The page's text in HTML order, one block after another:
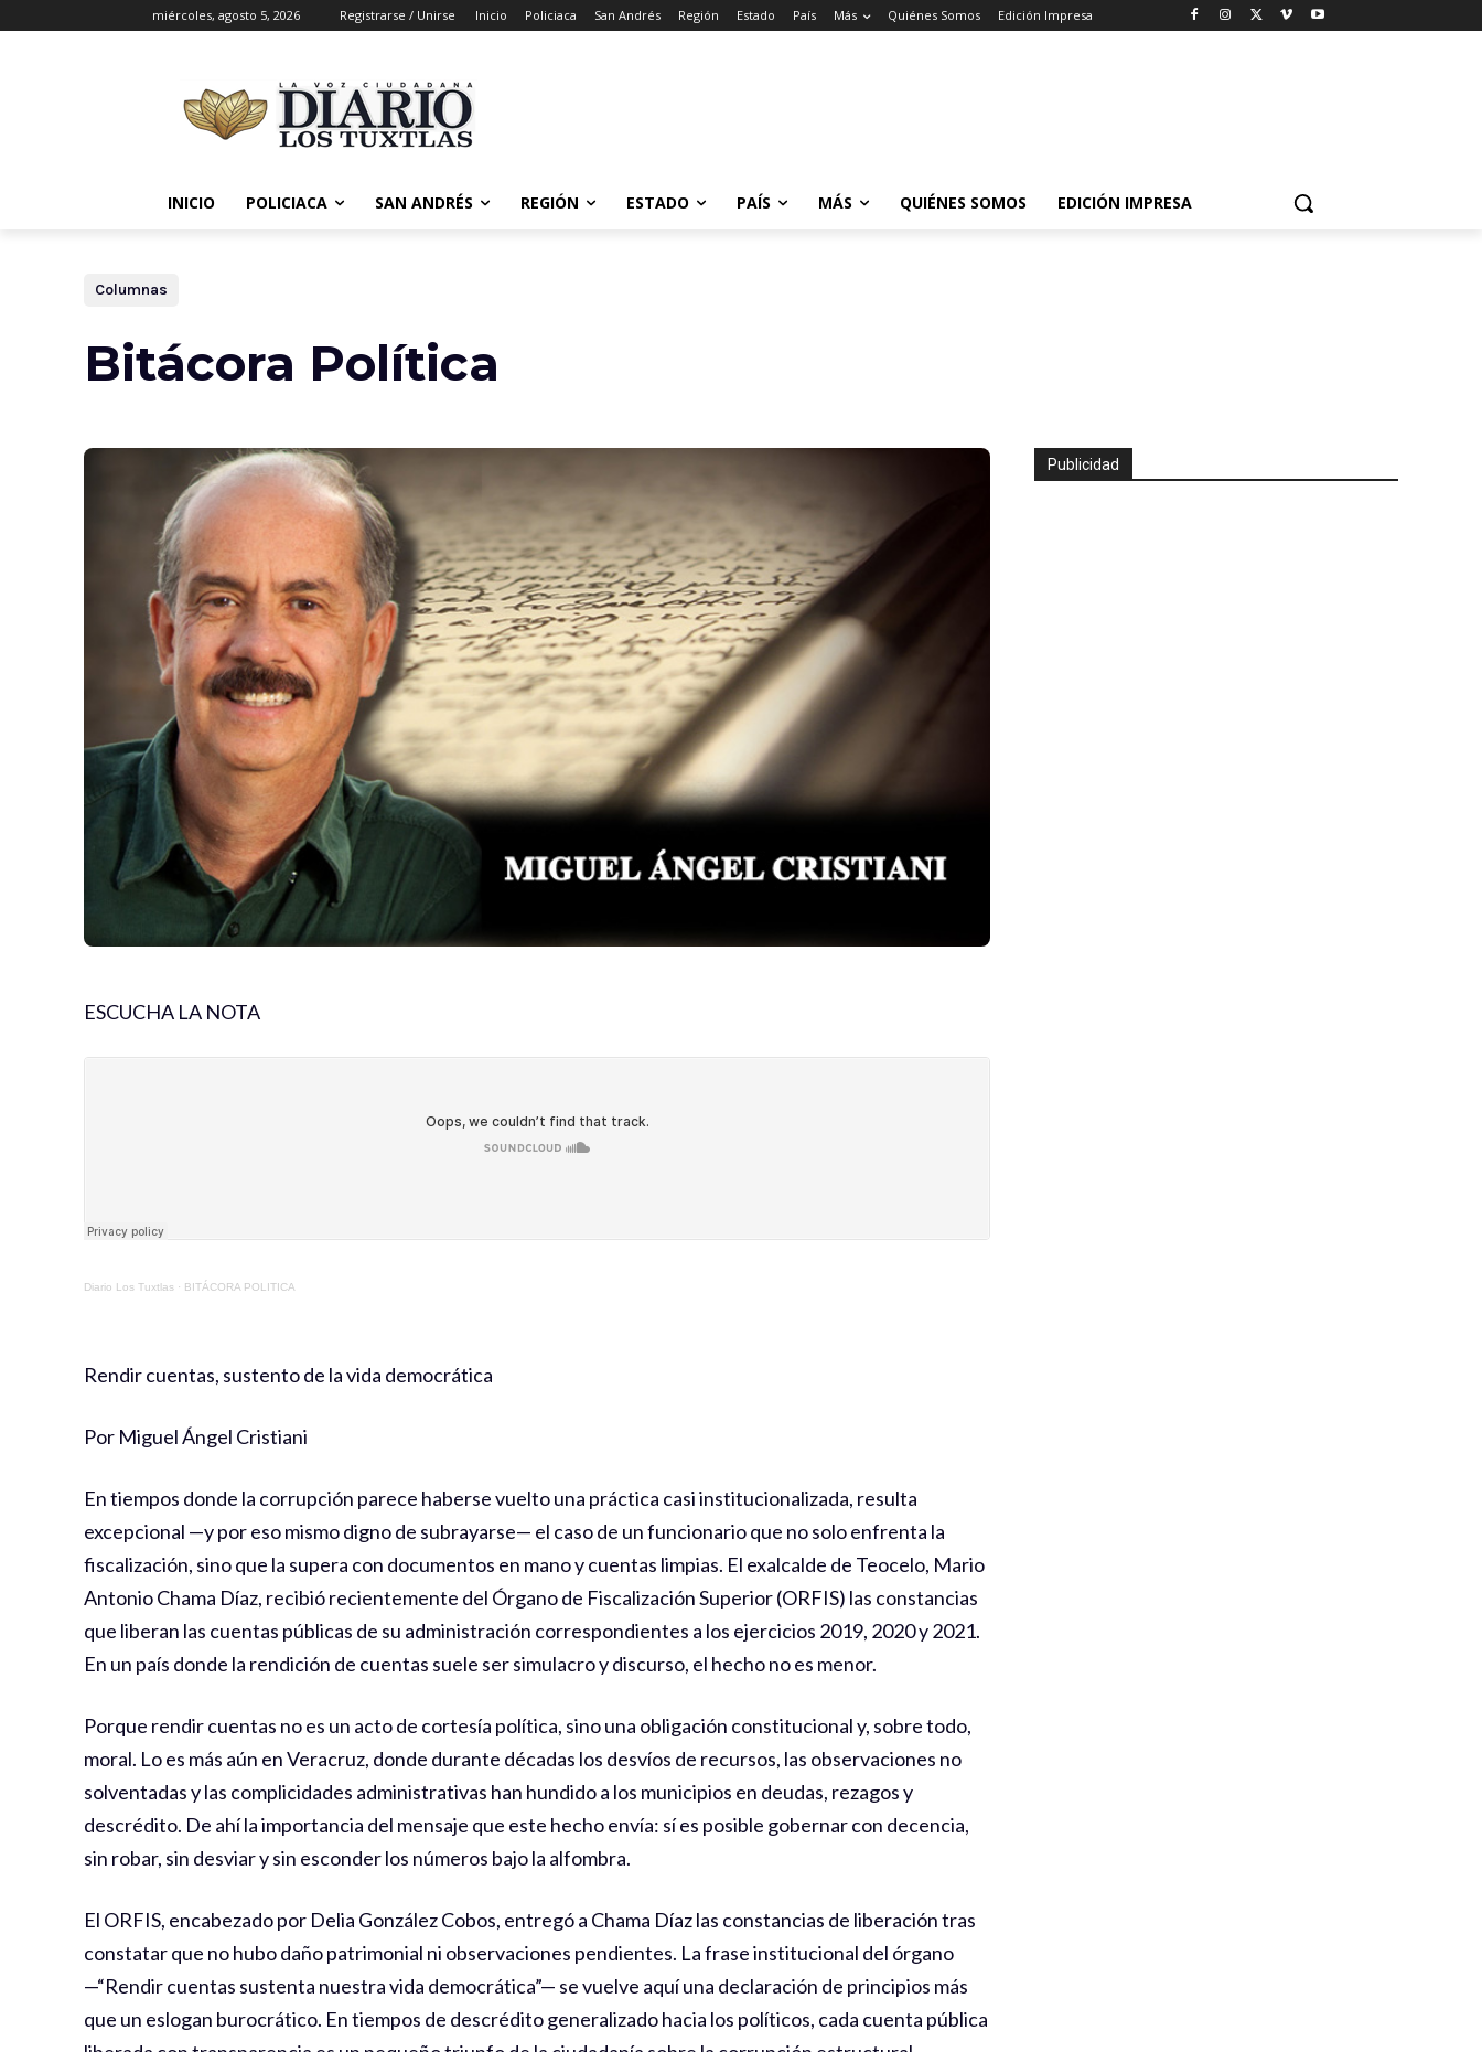
miércoles, agosto 5, 2026 Registrarse / Unirse Inicio Policiaca San Andrés Región Estado País Más Quiénes Somos Edición Impresa
INICIO POLICIACA SAN ANDRÉS REGIÓN ESTADO PAÍS MÁS QUIÉNES SOMOS EDICIÓN IMPRESA
Columnas
Bitácora Política
ESCUCHA LA NOTA
Diario Los Tuxtlas · BITÁCORA POLITICA
Rendir cuentas, sustento de la vida democrática
Por Miguel Ángel Cristiani
En tiempos donde la corrupción parece haberse vuelto una práctica casi institucionalizada, resulta
excepcional —y por eso mismo digno de subrayarse— el caso de un funcionario que no solo enfrenta la
fiscalización, sino que la supera con documentos en mano y cuentas limpias. El exalcalde de Teocelo, Mario
Antonio Chama Díaz, recibió recientemente del Órgano de Fiscalización Superior (ORFIS) las constancias
que liberan las cuentas públicas de su administración correspondientes a los ejercicios 2019, 2020 y 2021.
En un país donde la rendición de cuentas suele ser simulacro y discurso, el hecho no es menor.
Porque rendir cuentas no es un acto de cortesía política, sino una obligación constitucional y, sobre todo,
moral. Lo es más aún en Veracruz, donde durante décadas los desvíos de recursos, las observaciones no
solventadas y las complicidades administrativas han hundido a los municipios en deudas, rezagos y
descrédito. De ahí la importancia del mensaje que este hecho envía: sí es posible gobernar con decencia,
sin robar, sin desviar y sin esconder los números bajo la alfombra.
El ORFIS, encabezado por Delia González Cobos, entregó a Chama Díaz las constancias de liberación tras
constatar que no hubo daño patrimonial ni observaciones pendientes. La frase institucional del órgano
—“Rendir cuentas sustenta nuestra vida democrática”— se vuelve aquí una declaración de principios más
que un eslogan burocrático. En tiempos de descrédito generalizado hacia los políticos, cada cuenta pública
Publicidad